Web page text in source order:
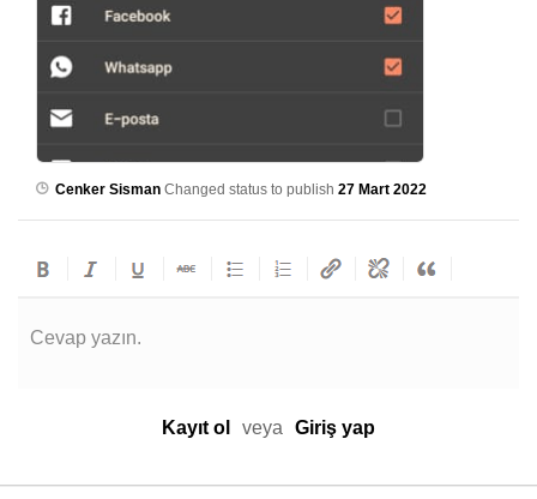
Cenker Sisman Changed status to publish 27 Mart 2022
Cevap yazın.
Kayıt ol veya Giriş yap